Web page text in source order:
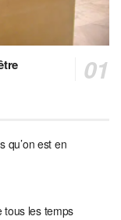
qu’on est en
tous les temps